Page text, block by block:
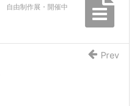
自由制作展・開催中
Prev